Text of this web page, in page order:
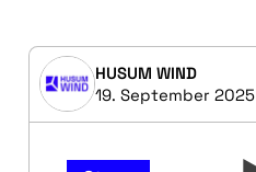
HUSUM WIND
19. September 2025